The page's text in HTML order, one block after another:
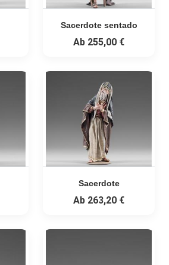
Sacerdote sentado
Ab 255,00 €
Sacerdote
Ab 263,20 €